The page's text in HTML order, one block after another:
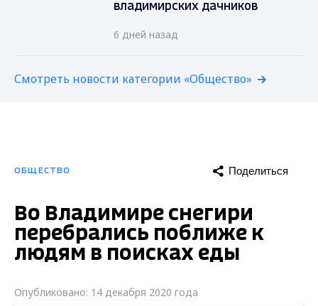
владимирских дачников
6 дней назад
Смотреть новости категории «Общество»
ОБЩЕСТВО Поделиться
Во Владимире снегири
перебрались поближе к
людям в поисках еды
Опубликовано: 14 декабря 2020 года